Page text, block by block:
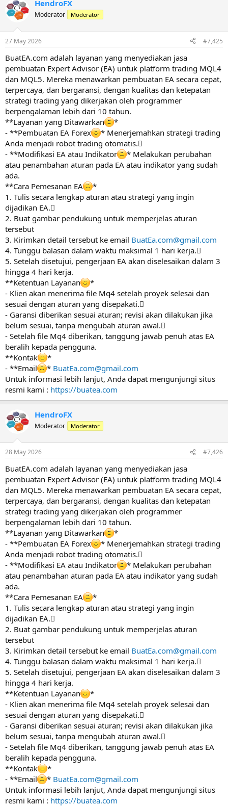
HendroFX
Moderator Moderator
27 May 2026 #7,425
BuatEA.com adalah layanan yang menyediakan jasa
pembuatan Expert Advisor (EA) untuk platform trading MQL4
dan MQL5. Mereka menawarkan pembuatan EA secara cepat,
terpercaya, dan bergaransi, dengan kualitas dan ketepatan
strategi trading yang dikerjakan oleh programmer
berpengalaman lebih dari 10 tahun.
**Layanan yang Ditawarkan
*
- **Pembuatan EA Forex
* Menerjemahkan strategi trading
Anda menjadi robot trading otomatis.
- **Modifikasi EA atau Indikator
* Melakukan perubahan
atau penambahan aturan pada EA atau indikator yang sudah
ada.
**Cara Pemesanan EA
*
1. Tulis secara lengkap aturan atau strategi yang ingin
dijadikan EA.
2. Buat gambar pendukung untuk memperjelas aturan
tersebut
3. Kirimkan detail tersebut ke email BuatEa.com@gmail.com
4. Tunggu balasan dalam waktu maksimal 1 hari kerja.
5. Setelah disetujui, pengerjaan EA akan diselesaikan dalam 3
hingga 4 hari kerja.
**Ketentuan Layanan
*
- Klien akan menerima file Mq4 setelah proyek selesai dan
sesuai dengan aturan yang disepakati.
- Garansi diberikan sesuai aturan; revisi akan dilakukan jika
belum sesuai, tanpa mengubah aturan awal.
- Setelah file Mq4 diberikan, tanggung jawab penuh atas EA
beralih kepada pengguna.
**Kontak
*
- **Email
* BuatEa.com@gmail.com
Untuk informasi lebih lanjut, Anda dapat mengunjungi situs
resmi kami : https://buatea.com
HendroFX
Moderator Moderator
28 May 2026 #7,426
BuatEA.com adalah layanan yang menyediakan jasa
pembuatan Expert Advisor (EA) untuk platform trading MQL4
dan MQL5. Mereka menawarkan pembuatan EA secara cepat,
terpercaya, dan bergaransi, dengan kualitas dan ketepatan
strategi trading yang dikerjakan oleh programmer
berpengalaman lebih dari 10 tahun.
**Layanan yang Ditawarkan
*
- **Pembuatan EA Forex
* Menerjemahkan strategi trading
Anda menjadi robot trading otomatis.
- **Modifikasi EA atau Indikator
* Melakukan perubahan
atau penambahan aturan pada EA atau indikator yang sudah
ada.
**Cara Pemesanan EA
*
1. Tulis secara lengkap aturan atau strategi yang ingin
dijadikan EA.
2. Buat gambar pendukung untuk memperjelas aturan
tersebut
3. Kirimkan detail tersebut ke email BuatEa.com@gmail.com
4. Tunggu balasan dalam waktu maksimal 1 hari kerja.
5. Setelah disetujui, pengerjaan EA akan diselesaikan dalam 3
hingga 4 hari kerja.
**Ketentuan Layanan
*
- Klien akan menerima file Mq4 setelah proyek selesai dan
sesuai dengan aturan yang disepakati.
- Garansi diberikan sesuai aturan; revisi akan dilakukan jika
belum sesuai, tanpa mengubah aturan awal.
- Setelah file Mq4 diberikan, tanggung jawab penuh atas EA
beralih kepada pengguna.
**Kontak
*
- **Email
* BuatEa.com@gmail.com
Untuk informasi lebih lanjut, Anda dapat mengunjungi situs
resmi kami : https://buatea.com